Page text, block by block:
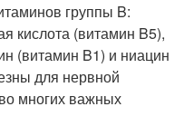
группы B:
кислота (витамин B5),
(витамин B1) и ниацин
для нервной
многих важных